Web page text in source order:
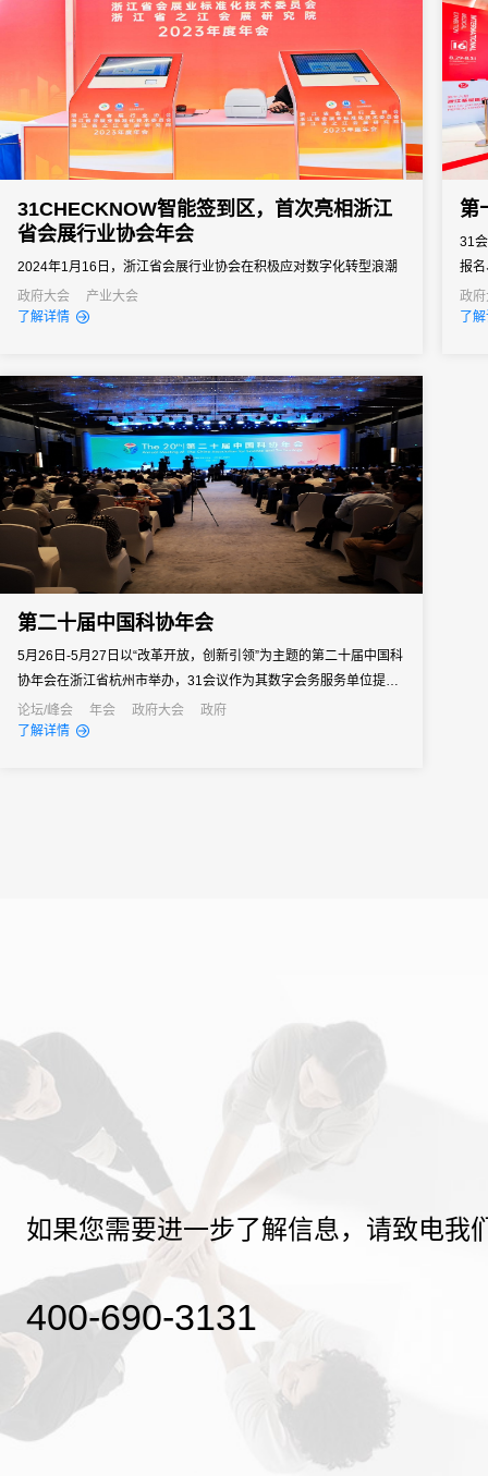
31CHECKNOW智能签到区，首次亮相浙江
省会展行业协会年会
2024年1月16日，浙江省会展行业协会在积极应对数字化转型浪潮
的大趋势下，正式成立了数字会展服务专委会。31会议作为发起单
位之一，参与了数字会展服务专委会的筹建工作，并联合9家联合发
政府大会
产业大会
了解详情
第
31
报
的
政
了
第二十届中国科协年会
5月26日-5月27日以“改革开放，创新引领”为主题的第二十届中国科
协年会在浙江省杭州市举办，31会议作为其数字会务服务单位提供
了一站式全流程数字化的会务管理，为其营造了安全便捷科技感十
足的年会场景。
论坛/峰会 年会 政府大会
政府
了解详情
如果您需要进一步了解信息，请致电我
400-690-3131